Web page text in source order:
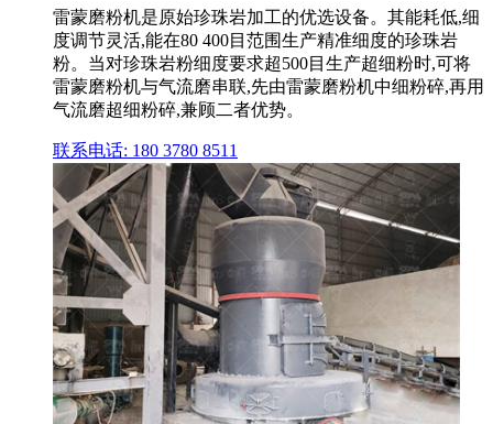
雷蒙磨粉机是原始珍珠岩加工的优选设备。其能耗低,细
度调节灵活,能在80 400目范围生产精准细度的珍珠岩
粉。当对珍珠岩粉细度要求超500目生产超细粉时,可将
雷蒙磨粉机与气流磨串联,先由雷蒙磨粉机中细粉碎,再用
气流磨超细粉碎,兼顾二者优势。
联系电话: 180 3780 8511